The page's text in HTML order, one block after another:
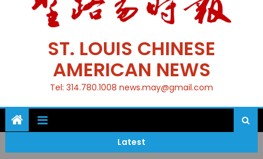
ST. LOUIS CHINESE
AMERICAN NEWS
Tel: 314.780.1008 news.may@gmail.com
Latest